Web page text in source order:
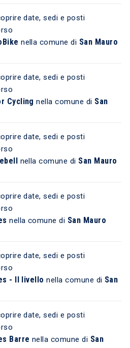
date, sedi e posti
nella comune di San Mauro
date, sedi e posti
Cycling nella comune di San
date, sedi e posti
nella comune di San Mauro
date, sedi e posti
nella comune di San Mauro
date, sedi e posti
- II livello nella comune di San
date, sedi e posti
Barre nella comune di San